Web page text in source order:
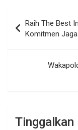
pos
Raih The Best
Komitmen
Tinggalkan